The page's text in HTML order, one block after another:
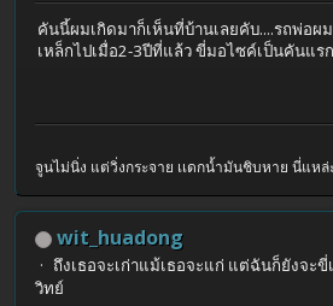
คันนี้ผมเกิดมาก็เห็นที่บ้านเลยคับ....รถพ่อผ
เหล็กไปเมื่อ2-3ปีที่แล้ว ขี่มอไซค์เป็นคันแ
จูนไม่นิ่ง แต่วิ่งกระจาย เเดกน้ำมันชิบหาย นี่แหล่
wit_huadong
ถึงเธอจะเก่าแม้เธอจะแก่ แต่ฉันก็ยังจะ
วิทย์